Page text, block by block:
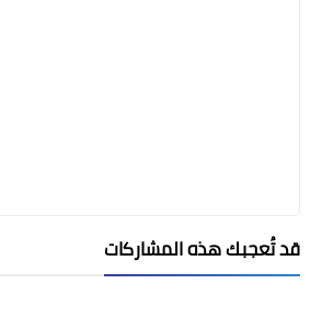
قد تُعجبك هذه المشاركات